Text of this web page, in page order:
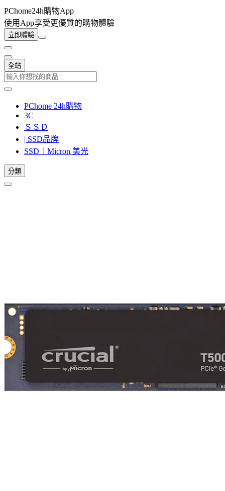
PChome24h購物App
使用App享受更優質的購物體驗
立即體驗
全站
PChome 24h購物
3C
ＳＳＤ
| SSD品牌
SSD｜Micron 美光
分類